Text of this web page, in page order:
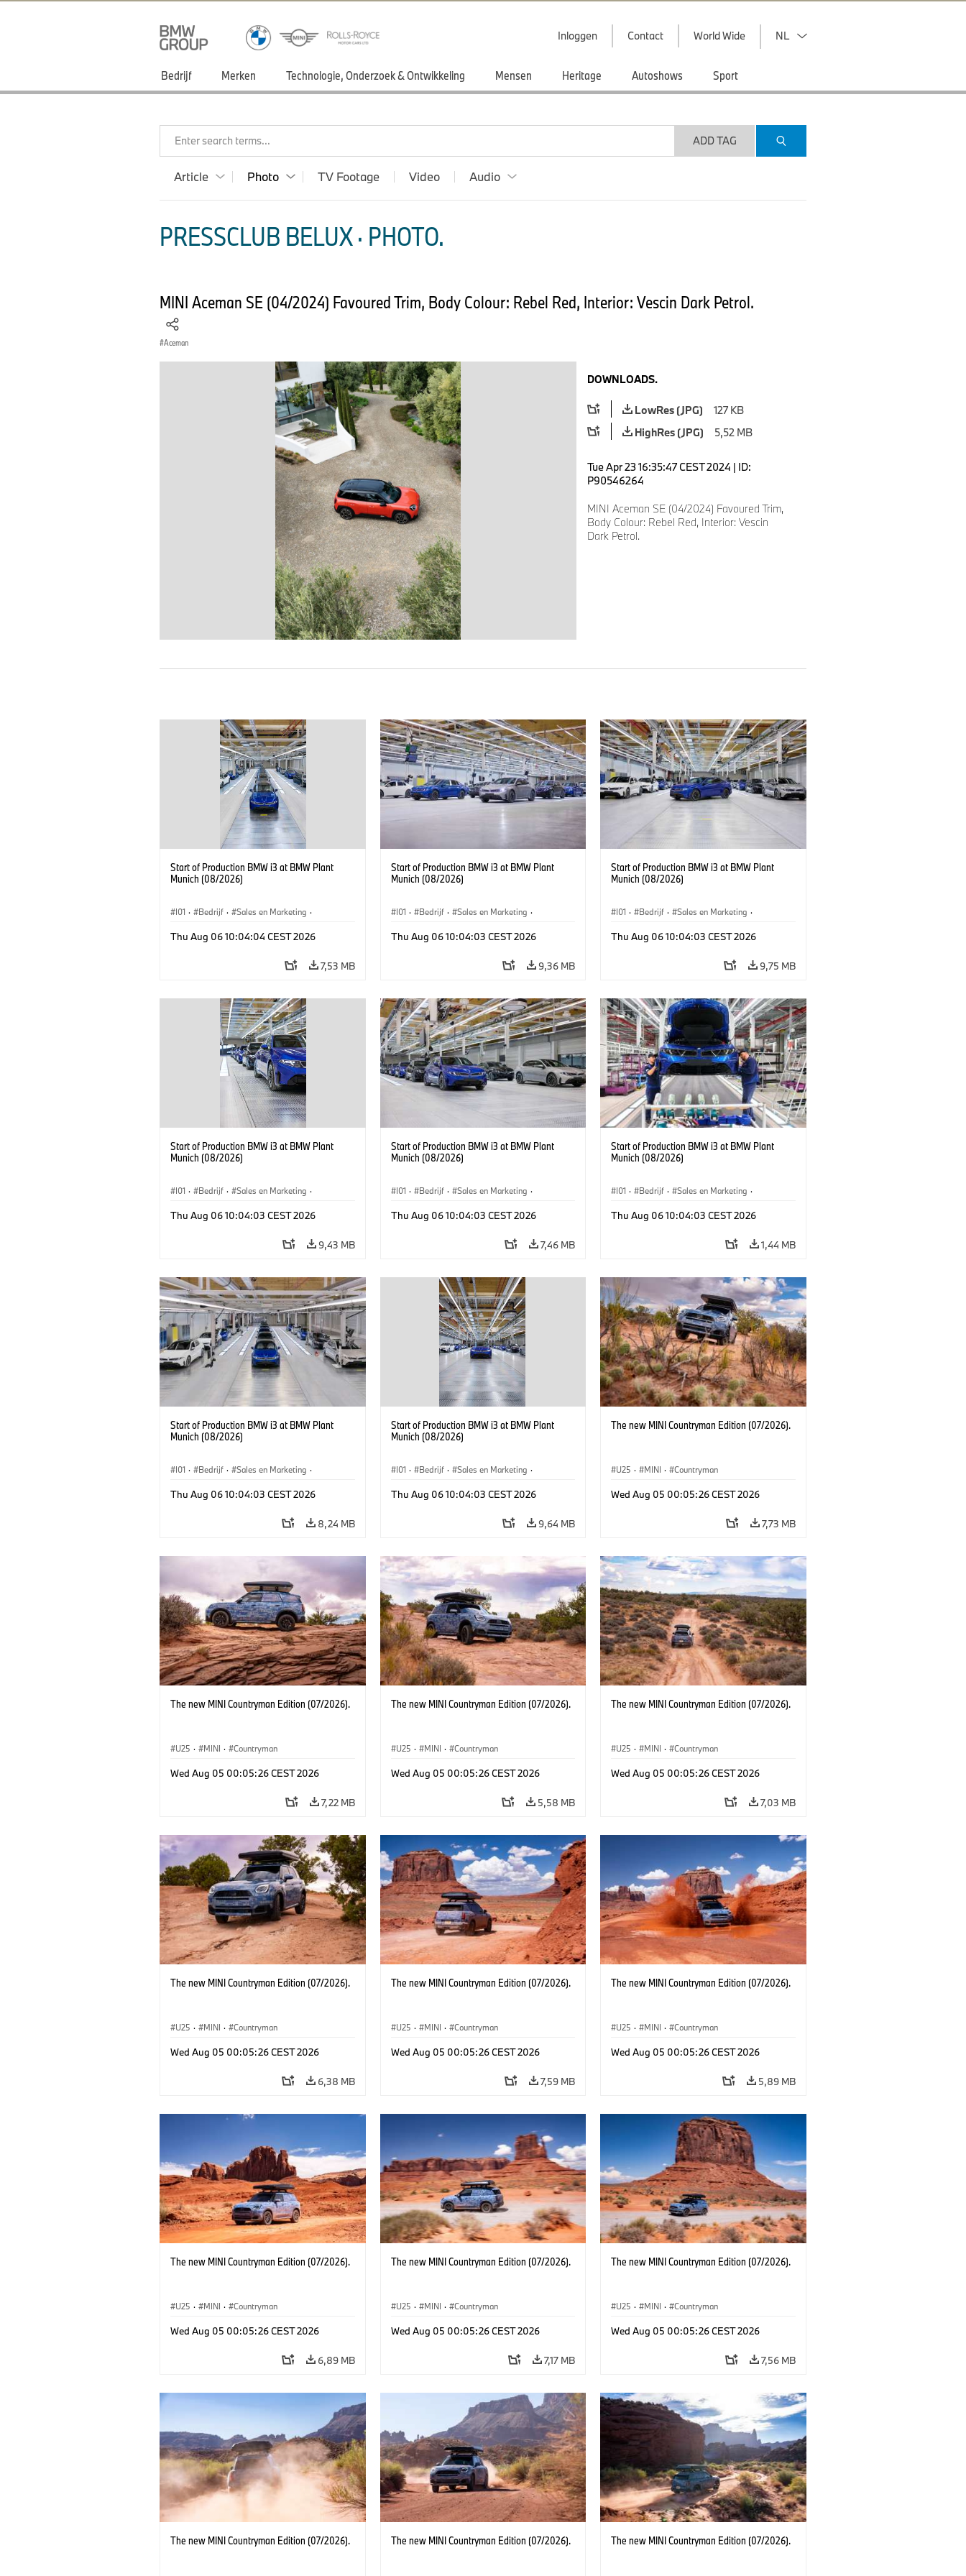
Inloggen Contact World Wide NL
Bedrijf Merken Technologie, Onderzoek & Ontwikkeling Mensen Heritage Autoshows Sport
Enter search terms... ADD TAG
Article Photo TV Footage Video Audio
PRESSCLUB BELUX · PHOTO.
MINI Aceman SE (04/2024) Favoured Trim, Body Colour: Rebel Red, Interior: Vescin Dark Petrol.
Aceman
DOWNLOADS.
LowRes (JPG)
127 KB
HighRes (JPG)
5,52 MB
Tue Apr 23 16:35:47 CEST 2024 | ID:
P90546264
MINI Aceman SE (04/2024) Favoured Trim,
Body Colour: Rebel Red, Interior: Vescin
Dark Petrol.
Start of Production BMW i3 at BMW Plant
Munich (08/2026)
I01 · Bedrijf · Sales en Marketing ·
Thu Aug 06 10:04:04 CEST 2026
7,53 MB
Start of Production BMW i3 at BMW Plant
Munich (08/2026)
I01 · Bedrijf · Sales en Marketing ·
Thu Aug 06 10:04:03 CEST 2026
9,36 MB
Start of Production BMW i3 at BMW Plant
Munich (08/2026)
I01 · Bedrijf · Sales en Marketing ·
Thu Aug 06 10:04:03 CEST 2026
9,75 MB
Start of Production BMW i3 at BMW Plant
Munich (08/2026)
I01 · Bedrijf · Sales en Marketing ·
Thu Aug 06 10:04:03 CEST 2026
9,43 MB
Start of Production BMW i3 at BMW Plant
Munich (08/2026)
I01 · Bedrijf · Sales en Marketing ·
Thu Aug 06 10:04:03 CEST 2026
7,46 MB
Start of Production BMW i3 at BMW Plant
Munich (08/2026)
I01 · Bedrijf · Sales en Marketing ·
Thu Aug 06 10:04:03 CEST 2026
1,44 MB
Start of Production BMW i3 at BMW Plant
Munich (08/2026)
I01 · Bedrijf · Sales en Marketing ·
Thu Aug 06 10:04:03 CEST 2026
8,24 MB
Start of Production BMW i3 at BMW Plant
Munich (08/2026)
I01 · Bedrijf · Sales en Marketing ·
Thu Aug 06 10:04:03 CEST 2026
9,64 MB
The new MINI Countryman Edition (07/2026).
U25 · MINI · Countryman
Wed Aug 05 00:05:26 CEST 2026
7,73 MB
The new MINI Countryman Edition (07/2026).
U25 · MINI · Countryman
Wed Aug 05 00:05:26 CEST 2026
7,22 MB
The new MINI Countryman Edition (07/2026).
U25 · MINI · Countryman
Wed Aug 05 00:05:26 CEST 2026
5,58 MB
The new MINI Countryman Edition (07/2026).
U25 · MINI · Countryman
Wed Aug 05 00:05:26 CEST 2026
7,03 MB
The new MINI Countryman Edition (07/2026).
U25 · MINI · Countryman
Wed Aug 05 00:05:26 CEST 2026
6,38 MB
The new MINI Countryman Edition (07/2026).
U25 · MINI · Countryman
Wed Aug 05 00:05:26 CEST 2026
7,59 MB
The new MINI Countryman Edition (07/2026).
U25 · MINI · Countryman
Wed Aug 05 00:05:26 CEST 2026
5,89 MB
The new MINI Countryman Edition (07/2026).
U25 · MINI · Countryman
Wed Aug 05 00:05:26 CEST 2026
6,89 MB
The new MINI Countryman Edition (07/2026).
U25 · MINI · Countryman
Wed Aug 05 00:05:26 CEST 2026
7,17 MB
The new MINI Countryman Edition (07/2026).
U25 · MINI · Countryman
Wed Aug 05 00:05:26 CEST 2026
7,56 MB
The new MINI Countryman Edition (07/2026). The new MINI Countryman Edition (07/2026). The new MINI Countryman Edition (07/2026).